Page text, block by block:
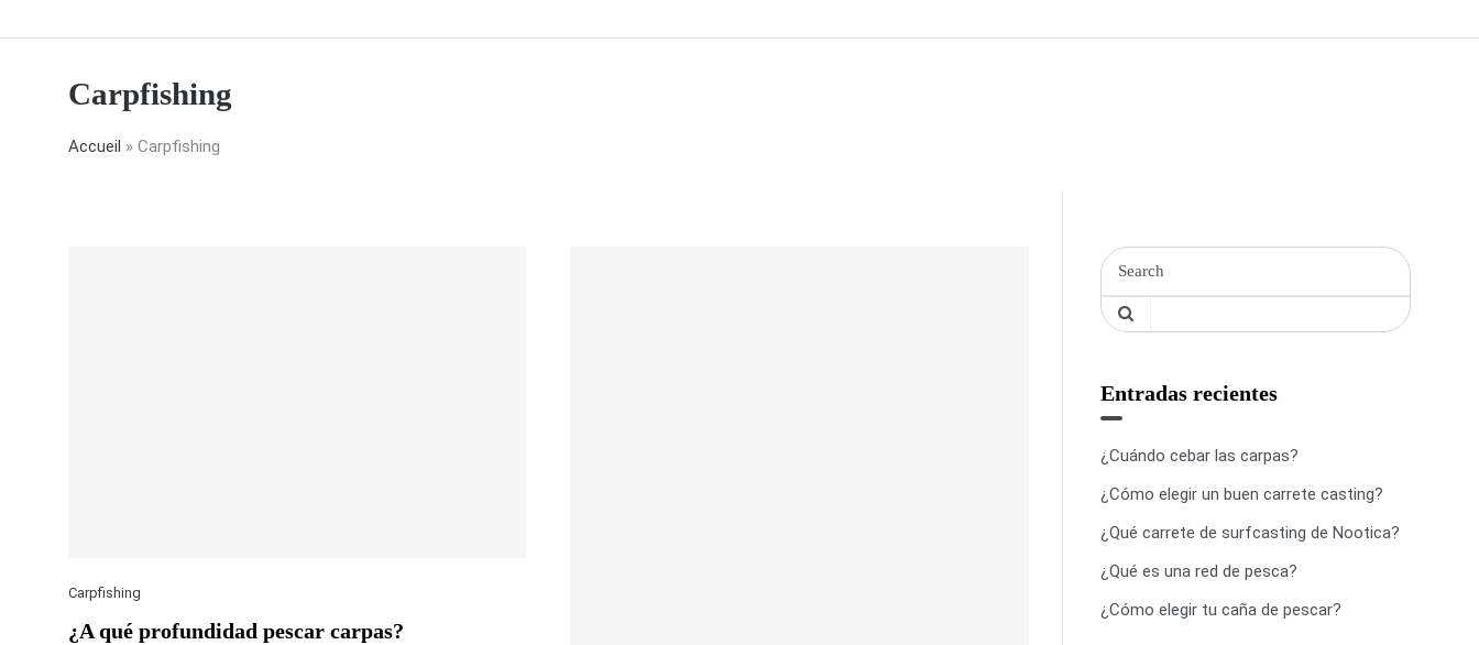
Carpfishing
Accueil » Carpfishing
Carpfishing
¿A qué profundidad pescar carpas?
Entradas recientes
¿Cuándo cebar las carpas?
¿Cómo elegir un buen carrete casting?
¿Qué carrete de surfcasting de Nootica?
¿Qué es una red de pesca?
¿Cómo elegir tu caña de pescar?